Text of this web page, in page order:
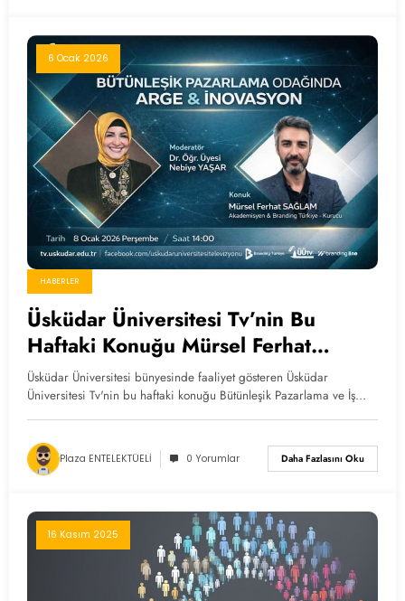
6 Ocak 2026
HABERLER
Üsküdar Üniversitesi Tv’nin Bu
Haftaki Konuğu Mürsel Ferhat
Sağlam Oluyor
Üsküdar Üniversitesi bünyesinde faaliyet gösteren Üsküdar
Üniversitesi Tv'nin bu haftaki konuğu Bütünleşik Pazarlama ve İş…
Plaza ENTELEKTÜELİ 0 Yorumlar Daha Fazlasını Oku
16 Kasım 2025